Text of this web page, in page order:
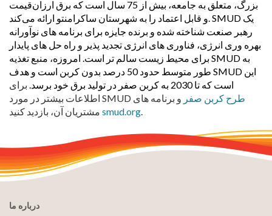
بزرگ، متعلق به جامعه، بیش از 75 سال است که برق ارزان‌قیمت
و قابل اعتماد را به شهرستان ساکرامنتو ارائه می‌کند. SMUD یک
رهبر صنعت شناخته شده و برنده جایزه برای برنامه های نوآورانه
بهره وری انرژی، فناوری های انرژی تجدید پذیر و راه حل های پایدار
برای محیط زیست سالم تر است. امروزه، منبع تغذیه SMUD به
طور متوسط حدود 50 درصد بدون کربن است و هدف SMUD این
است که تا 2030 به کربن صفر در تولید برق خود برسد.
برای
اطلاعات بیشتر در مورد SMUD
طرح کربن صفر و برنامه های
smud.org.
درباره ما